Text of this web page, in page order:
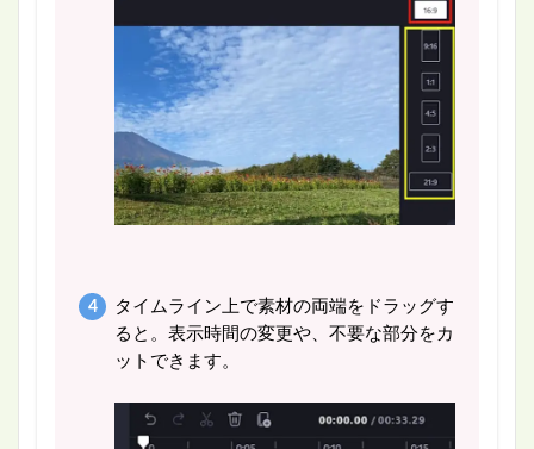
タイムライン上で素材の両端をドラッグす
ると。表示時間の変更や、不要な部分をカ
ットできます。